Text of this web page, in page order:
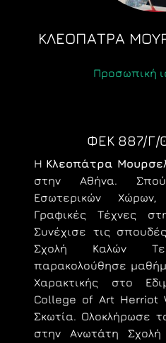
ΚΛΕΟΠΑΤΡΑ
Προσωπική
ΦΕΚ 887/Γ/
Η Κλεοπάτρα
στην Αθήνα.
Εσωτερικών
Γραφικές Τέχνες
Συνέχισε τις
Σχολή Καλών
παρακολούθησε
Χαρακτικής στο
College of Art Herriot
Σκωτία. Ολοκλήρωσε
στην Ανωτάτη